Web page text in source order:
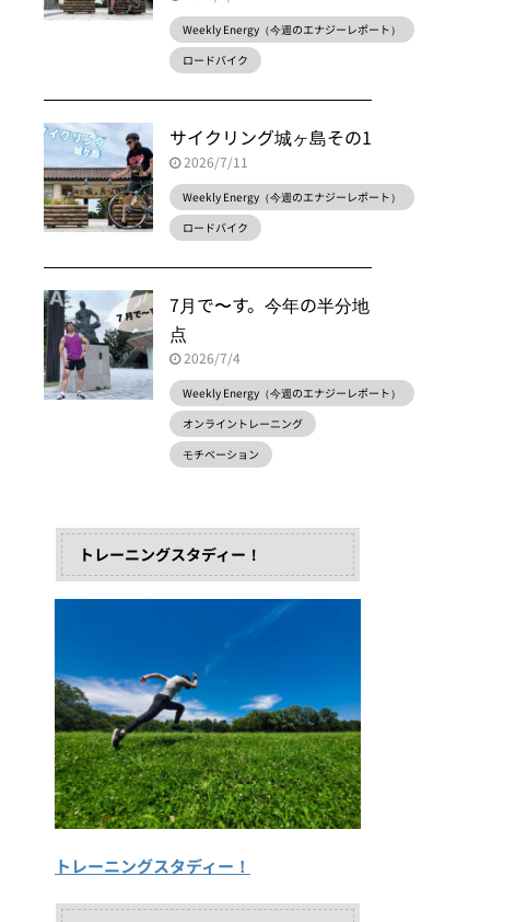
Weekly Energy（今週のエナジーレポート）
ロードバイク
サイクリング城ヶ島その1
2026/7/11
Weekly Energy（今週のエナジーレポート）
ロードバイク
7月で〜す。今年の半分地
点
2026/7/4
Weekly Energy（今週のエナジーレポート）
オンライントレーニング
モチベーション
トレーニングスタディー！
トレーニングスタディー！